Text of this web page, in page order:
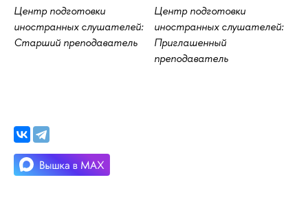
Центр подготовки
иностранных слушателей:
Старший преподаватель
Центр подготовки
иностранных слушателей:
Приглашенный
преподаватель